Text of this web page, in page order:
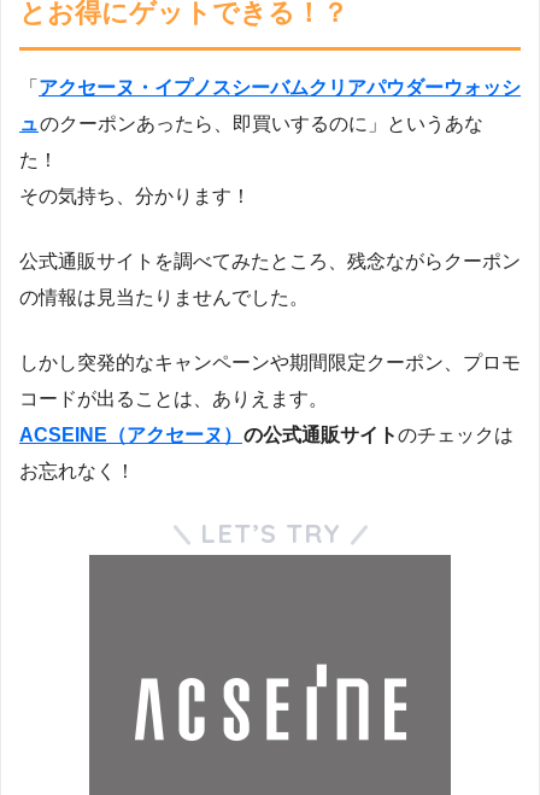
とお得にゲットできる！？
「 アクセーヌ・イプノスシーバムクリアパウダーウォッシ
ュのクーポンあったら、即買いするのに」というあな
た！
その気持ち、分かります！
公式通販サイトを調べてみたところ、残念ながらクーポン
の情報は見当たりませんでした。
しかし突発的なキャンペーンや期間限定クーポン、プロモ
コードが出ることは、ありえます。
ACSEINE（アクセーヌ） の公式通販サイトのチェックは
お忘れなく！
LET’S TRY